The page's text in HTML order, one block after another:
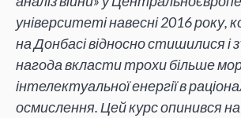
університеті навесні 2016 року,
на Донбасі відносно стишилися і
нагода вкласти трохи більше
інтелектуальної енергії в
осмислення. Цей курс опинився